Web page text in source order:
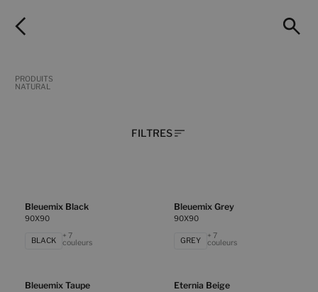
PRODUITS
NATURAL
FILTRES
Bleuemix Black
90X90
BLACK
+ 7
couleurs
Bleuemix Grey
90X90
GREY
+ 7
couleurs
Bleuemix Taupe Eternia Beige